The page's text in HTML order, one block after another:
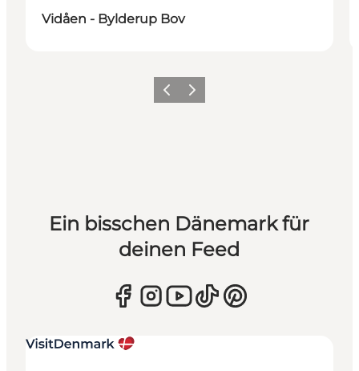
Vidåen - Bylderup Bov
ZurückWeiter
Ein bisschen Dänemark für
deinen Feed